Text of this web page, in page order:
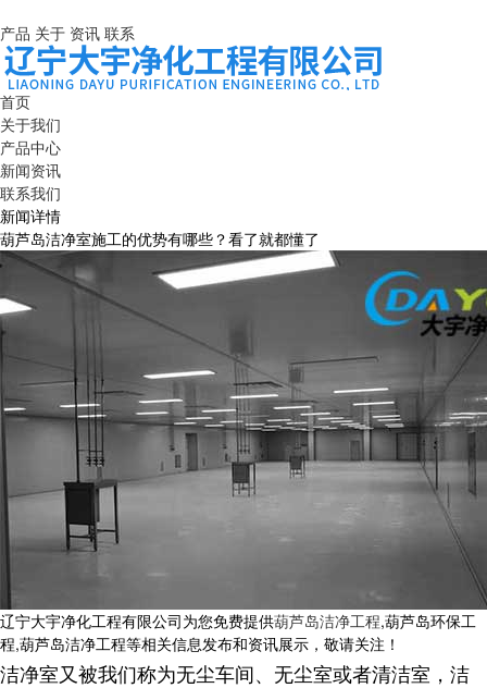
产品 关于 资讯 联系
首页
关于我们
产品中心
新闻资讯
联系我们
新闻详情
葫芦岛洁净室施工的优势有哪些？看了就都懂了
辽宁大宇净化工程有限公司为您免费提供葫芦岛洁净工程,葫芦岛环保工
程,葫芦岛洁净工程等相关信息发布和资讯展示，敬请关注！
洁净室又被我们称为无尘车间、无尘室或者清洁室，洁